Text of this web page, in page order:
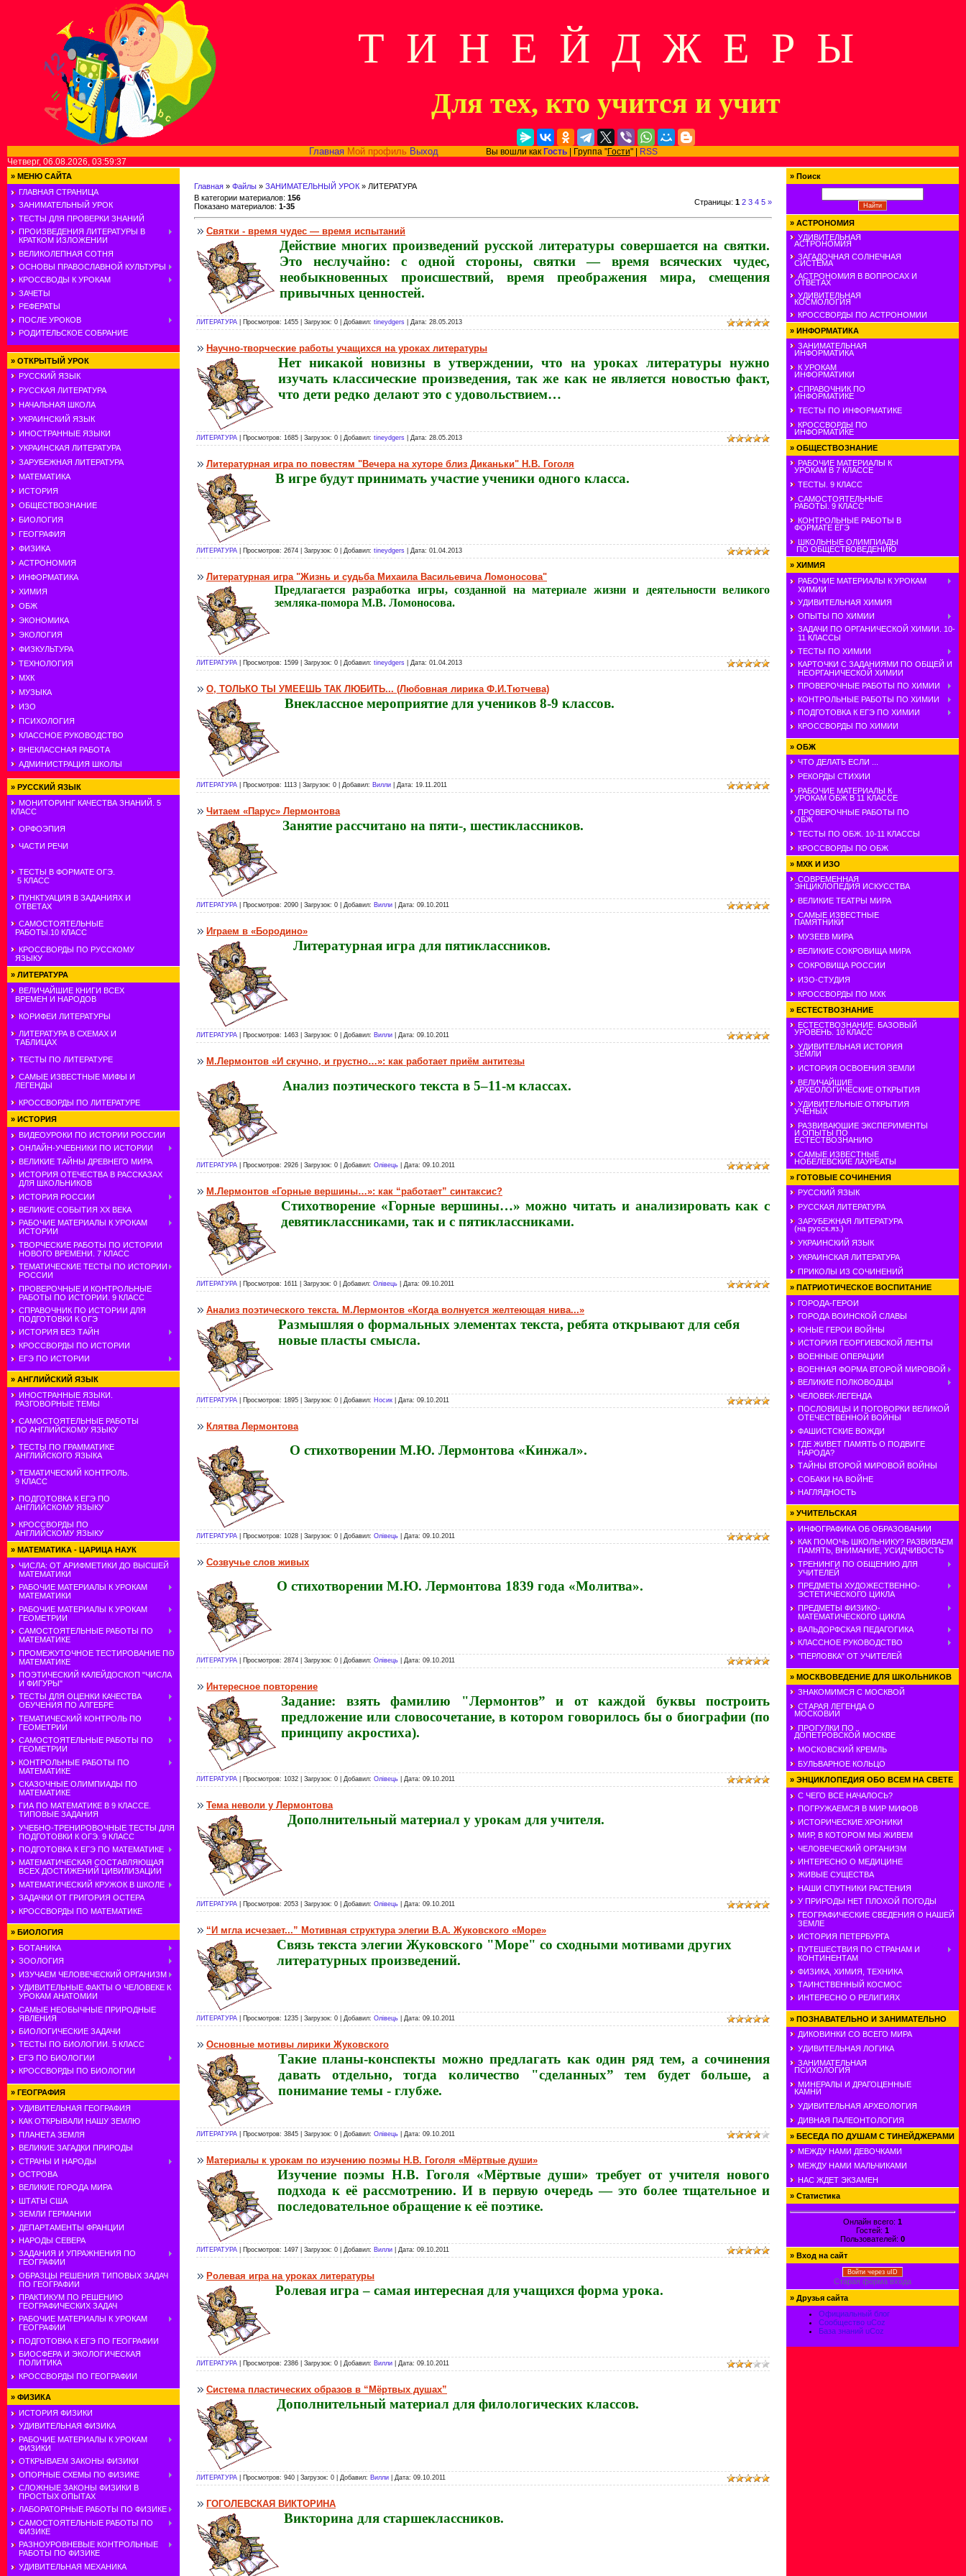
Т И Н Е Й Д Ж Е Р Ы
Для тех, кто учится и учит
Главная Мой профиль ВыходВы вошли как Гость| Группа "Гости" |
RSS
Четверг, 06.08.2026, 03:59:37
» МЕНЮ САЙТА
ГЛАВНАЯ СТРАНИЦА
ЗАНИМАТЕЛЬНЫЙ УРОК
ТЕСТЫ ДЛЯ ПРОВЕРКИ ЗНАНИЙ
ПРОИЗВЕДЕНИЯ ЛИТЕРАТУРЫ В
КРАТКОМ ИЗЛОЖЕНИИ
ВЕЛИКОЛЕПНАЯ СОТНЯ
ОСНОВЫ ПРАВОСЛАВНОЙ КУЛЬТУРЫ
КРОССВОДЫ К УРОКАМ
ЗАЧЕТЫ
РЕФЕРАТЫ
ПОСЛЕ УРОКОВ
РОДИТЕЛЬСКОЕ СОБРАНИЕ
» ОТКРЫТЫЙ УРОК
РУССКИЙ ЯЗЫК
РУССКАЯ ЛИТЕРАТУРА
НАЧАЛЬНАЯ ШКОЛА
УКРАИНСКИЙ ЯЗЫК
ИНОСТРАННЫЕ ЯЗЫКИ
УКРАИНСКАЯ ЛИТЕРАТУРА
ЗАРУБЕЖНАЯ ЛИТЕРАТУРА
МАТЕМАТИКА
ИСТОРИЯ
ОБЩЕСТВОЗНАНИЕ
БИОЛОГИЯ
ГЕОГРАФИЯ
ФИЗИКА
АСТРОНОМИЯ
ИНФОРМАТИКА
ХИМИЯ
ОБЖ
ЭКОНОМИКА
ЭКОЛОГИЯ
ФИЗКУЛЬТУРА
ТЕХНОЛОГИЯ
МХК
МУЗЫКА
ИЗО
ПСИХОЛОГИЯ
КЛАССНОЕ РУКОВОДСТВО
ВНЕКЛАССНАЯ РАБОТА
АДМИНИСТРАЦИЯ ШКОЛЫ
» РУССКИЙ ЯЗЫК
МОНИТОРИНГ КАЧЕСТВА ЗНАНИЙ. 5
КЛАСС
ОРФОЭПИЯ
ЧАСТИ РЕЧИ
ТЕСТЫ В ФОРМАТЕ ОГЭ.
5 КЛАСС
ПУНКТУАЦИЯ В ЗАДАНИЯХ И
ОТВЕТАХ
САМОСТОЯТЕЛЬНЫЕ
РАБОТЫ.10 КЛАСС
КРОССВОРДЫ ПО РУССКОМУ
ЯЗЫКУ
» ЛИТЕРАТУРА
ВЕЛИЧАЙШИЕ КНИГИ ВСЕХ
ВРЕМЕН И НАРОДОВ
КОРИФЕИ ЛИТЕРАТУРЫ
ЛИТЕРАТУРА В СХЕМАХ И
ТАБЛИЦАХ
ТЕСТЫ ПО ЛИТЕРАТУРЕ
САМЫЕ ИЗВЕСТНЫЕ МИФЫ И
ЛЕГЕНДЫ
КРОССВОРДЫ ПО ЛИТЕРАТУРЕ
» ИСТОРИЯ
ВИДЕОУРОКИ ПО ИСТОРИИ РОССИИ
ОНЛАЙН-УЧЕБНИКИ ПО ИСТОРИИ
ВЕЛИКИЕ ТАЙНЫ ДРЕВНЕГО МИРА
ИСТОРИЯ ОТЕЧЕСТВА В РАССКАЗАХ
ДЛЯ ШКОЛЬНИКОВ
ИСТОРИЯ РОССИИ
ВЕЛИКИЕ СОБЫТИЯ ХХ ВЕКА
РАБОЧИЕ МАТЕРИАЛЫ К УРОКАМ
ИСТОРИИ
ТВОРЧЕСКИЕ РАБОТЫ ПО ИСТОРИИ
НОВОГО ВРЕМЕНИ. 7 КЛАСС
ТЕМАТИЧЕСКИЕ ТЕСТЫ ПО ИСТОРИИ
РОССИИ
ПРОВЕРОЧНЫЕ И КОНТРОЛЬНЫЕ
РАБОТЫ ПО ИСТОРИИ. 9 КЛАСС
СПРАВОЧНИК ПО ИСТОРИИ ДЛЯ
ПОДГОТОВКИ К ОГЭ
ИСТОРИЯ БЕЗ ТАЙН
КРОССВОРДЫ ПО ИСТОРИИ
ЕГЭ ПО ИСТОРИИ
» АНГЛИЙСКИЙ ЯЗЫК
ИНОСТРАННЫЕ ЯЗЫКИ.
РАЗГОВОРНЫЕ ТЕМЫ
САМОСТОЯТЕЛЬНЫЕ РАБОТЫ
ПО АНГЛИЙСКОМУ ЯЗЫКУ
ТЕСТЫ ПО ГРАММАТИКЕ
АНГЛИЙСКОГО ЯЗЫКА
ТЕМАТИЧЕСКИЙ КОНТРОЛЬ.
9 КЛАСС
ПОДГОТОВКА К ЕГЭ ПО
АНГЛИЙСКОМУ ЯЗЫКУ
КРОССВОРДЫ ПО
АНГЛИЙСКОМУ ЯЗЫКУ
» МАТЕМАТИКА - ЦАРИЦА НАУК
ЧИСЛА: ОТ АРИФМЕТИКИ ДО ВЫСШЕЙ
МАТЕМАТИКИ
РАБОЧИЕ МАТЕРИАЛЫ К УРОКАМ
МАТЕМАТИКИ
РАБОЧИЕ МАТЕРИАЛЫ К УРОКАМ
ГЕОМЕТРИИ
САМОСТОЯТЕЛЬНЫЕ РАБОТЫ ПО
МАТЕМАТИКЕ
ПРОМЕЖУТОЧНОЕ ТЕСТИРОВАНИЕ ПО
МАТЕМАТИКЕ
ПОЭТИЧЕСКИЙ КАЛЕЙДОСКОП "ЧИСЛА
И ФИГУРЫ"
ТЕСТЫ ДЛЯ ОЦЕНКИ КАЧЕСТВА
ОБУЧЕНИЯ ПО АЛГЕБРЕ
ТЕМАТИЧЕСКИЙ КОНТРОЛЬ ПО
ГЕОМЕТРИИ
САМОСТОЯТЕЛЬНЫЕ РАБОТЫ ПО
ГЕОМЕТРИИ
КОНТРОЛЬНЫЕ РАБОТЫ ПО
МАТЕМАТИКЕ
СКАЗОЧНЫЕ ОЛИМПИАДЫ ПО
МАТЕМАТИКЕ
ГИА ПО МАТЕМАТИКЕ В 9 КЛАССЕ.
ТИПОВЫЕ ЗАДАНИЯ
УЧЕБНО-ТРЕНИРОВОЧНЫЕ ТЕСТЫ ДЛЯ
ПОДГОТОВКИ К ОГЭ. 9 КЛАСС
ПОДГОТОВКА К ЕГЭ ПО МАТЕМАТИКЕ
МАТЕМАТИЧЕСКАЯ СОСТАВЛЯЮЩАЯ
ВСЕХ ДОСТИЖЕНИЙ ЦИВИЛИЗАЦИИ
МАТЕМАТИЧЕСКИЙ КРУЖОК В ШКОЛЕ
ЗАДАЧКИ ОТ ГРИГОРИЯ ОСТЕРА
КРОССВОРДЫ ПО МАТЕМАТИКЕ
» БИОЛОГИЯ
БОТАНИКА
ЗООЛОГИЯ
ИЗУЧАЕМ ЧЕЛОВЕЧЕСКИЙ ОРГАНИЗМ
УДИВИТЕЛЬНЫЕ ФАКТЫ О ЧЕЛОВЕКЕ К
УРОКАМ АНАТОМИИ
САМЫЕ НЕОБЫЧНЫЕ ПРИРОДНЫЕ
ЯВЛЕНИЯ
БИОЛОГИЧЕСКИЕ ЗАДАЧИ
ТЕСТЫ ПО БИОЛОГИИ. 5 КЛАСС
ЕГЭ ПО БИОЛОГИИ
КРОССВОРДЫ ПО БИОЛОГИИ
» ГЕОГРАФИЯ
УДИВИТЕЛЬНАЯ ГЕОГРАФИЯ
КАК ОТКРЫВАЛИ НАШУ ЗЕМЛЮ
ПЛАНЕТА ЗЕМЛЯ
ВЕЛИКИЕ ЗАГАДКИ ПРИРОДЫ
СТРАНЫ И НАРОДЫ
ОСТРОВА
ВЕЛИКИЕ ГОРОДА МИРА
ШТАТЫ США
ЗЕМЛИ ГЕРМАНИИ
ДЕПАРТАМЕНТЫ ФРАНЦИИ
НАРОДЫ СЕВЕРА
ЗАДАНИЯ И УПРАЖНЕНИЯ ПО
ГЕОГРАФИИ
ОБРАЗЦЫ РЕШЕНИЯ ТИПОВЫХ ЗАДАЧ
ПО ГЕОГРАФИИ
ПРАКТИКУМ ПО РЕШЕНИЮ
ГЕОГРАФИЧЕСКИХ ЗАДАЧ
РАБОЧИЕ МАТЕРИАЛЫ К УРОКАМ
ГЕОГРАФИИ
ПОДГОТОВКА К ЕГЭ ПО ГЕОГРАФИИ
БИОСФЕРА И ЭКОЛОГИЧЕСКАЯ
ПОЛИТИКА
КРОССВОРДЫ ПО ГЕОГРАФИИ
» ФИЗИКА
ИСТОРИЯ ФИЗИКИ
УДИВИТЕЛЬНАЯ ФИЗИКА
РАБОЧИЕ МАТЕРИАЛЫ К УРОКАМ
ФИЗИКИ
ОТКРЫВАЕМ ЗАКОНЫ ФИЗИКИ
ОПОРНЫЕ СХЕМЫ ПО ФИЗИКЕ
СЛОЖНЫЕ ЗАКОНЫ ФИЗИКИ В
ПРОСТЫХ ОПЫТАХ
ЛАБОРАТОРНЫЕ РАБОТЫ ПО ФИЗИКЕ
САМОСТОЯТЕЛЬНЫЕ РАБОТЫ ПО
ФИЗИКЕ
РАЗНОУРОВНЕВЫЕ КОНТРОЛЬНЫЕ
РАБОТЫ ПО ФИЗИКЕ
УДИВИТЕЛЬНАЯ МЕХАНИКА
Главная » Файлы » ЗАНИМАТЕЛЬНЫЙ УРОК » ЛИТЕРАТУРА
В категории материалов: 156
Показано материалов: 1-35 Страницы: 1 2 3 4 5 »
Святки - время чудес — время испытаний
Действие многих произведений русской литературы совершается на святки.
Это неслучайно: с одной стороны, святки — время всяческих чудес,
необыкновенных происшествий, время преображения мира, смещения
привычных ценностей.
ЛИТЕРАТУРА | Просмотров: 1455 | Загрузок: 0 | Добавил: tineydgers | Дата: 28.05.2013
Научно-творческие работы учащихся на уроках литературы
Нет никакой новизны в утверждении, что на уроках литературы нужно
изучать классические произведения, так же как не является новостью факт,
что дети редко делают это с удовольствием…
ЛИТЕРАТУРА | Просмотров: 1685 | Загрузок: 0 | Добавил: tineydgers | Дата: 28.05.2013
Литературная игра по повестям "Вечера на хуторе близ Диканьки" Н.В. Гоголя
В игре будут принимать участие ученики одного класса.
ЛИТЕРАТУРА | Просмотров: 2674 | Загрузок: 0 | Добавил: tineydgers | Дата: 01.04.2013
Литературная игра "Жизнь и судьба Михаила Васильевича Ломоносова"
Предлагается разработка игры, созданной на материале жизни и деятельности великого
земляка-помора М.В. Ломоносова.
ЛИТЕРАТУРА | Просмотров: 1599 | Загрузок: 0 | Добавил: tineydgers | Дата: 01.04.2013
О, ТОЛЬКО ТЫ УМЕЕШЬ ТАК ЛЮБИТЬ... (Любовная лирика Ф.И.Тютчева)
Внеклассное мероприятие для учеников 8-9 классов.
ЛИТЕРАТУРА | Просмотров: 1113 | Загрузок: 0 | Добавил: Вилли | Дата: 19.11.2011
Читаем «Парус» Лермонтова
Занятие рассчитано на пяти-, шестиклассников.
ЛИТЕРАТУРА | Просмотров: 2090 | Загрузок: 0 | Добавил: Вилли | Дата: 09.10.2011
Играем в «Бородино»
Литературная игра для пятиклассников.
ЛИТЕРАТУРА | Просмотров: 1463 | Загрузок: 0 | Добавил: Вилли | Дата: 09.10.2011
М.Лермонтов «И скучно, и грустно…»: как работает приём антитезы
Анализ поэтического текста в 5–11-м классах.
ЛИТЕРАТУРА | Просмотров: 2926 | Загрузок: 0 | Добавил: Олівець | Дата: 09.10.2011
М.Лермонтов «Горные вершины…»: как “работает” синтаксис?
Стихотворение «Горные вершины…» можно читать и анализировать как с
девятиклассниками, так и с пятиклассниками.
ЛИТЕРАТУРА | Просмотров: 1611 | Загрузок: 0 | Добавил: Олівець | Дата: 09.10.2011
Анализ поэтического текста. М.Лермонтов «Когда волнуется желтеющая нива...»
Размышляя о формальных элементах текста, ребята открывают для себя
новые пласты смысла.
ЛИТЕРАТУРА | Просмотров: 1895 | Загрузок: 0 | Добавил: Носик | Дата: 09.10.2011
Клятва Лермонтова
О стихотворении М.Ю. Лермонтова «Кинжал».
ЛИТЕРАТУРА | Просмотров: 1028 | Загрузок: 0 | Добавил: Олівець | Дата: 09.10.2011
Созвучье слов живых
О стихотворении М.Ю. Лермонтова 1839 года «Молитва».
ЛИТЕРАТУРА | Просмотров: 2874 | Загрузок: 0 | Добавил: Олівець | Дата: 09.10.2011
Интересное повторение
Задание: взять фамилию "Лермонтов” и от каждой буквы построить
предложение или словосочетание, в котором говорилось бы о биографии (по
принципу акростиха).
ЛИТЕРАТУРА | Просмотров: 1032 | Загрузок: 0 | Добавил: Олівець | Дата: 09.10.2011
Тема неволи у Лермонтова
Дополнительный материал у урокам для учителя.
ЛИТЕРАТУРА | Просмотров: 2053 | Загрузок: 0 | Добавил: Олівець | Дата: 09.10.2011
“И мгла исчезает...” Мотивная структура элегии В.А. Жуковского «Море»
Связь текста элегии Жуковского "Море" со сходными мотивами других
литературных произведений.
ЛИТЕРАТУРА | Просмотров: 1235 | Загрузок: 0 | Добавил: Олівець | Дата: 09.10.2011
Основные мотивы лирики Жуковского
Такие планы-конспекты можно предлагать как один ряд тем, а сочинения
давать отдельно, тогда количество "сделанных” тем будет больше, а
понимание темы - глубже.
ЛИТЕРАТУРА | Просмотров: 3845 | Загрузок: 0 | Добавил: Олівець | Дата: 09.10.2011
Материалы к урокам по изучению поэмы Н.В. Гоголя «Мёртвые души»
Изучение поэмы Н.В. Гоголя «Мёртвые души» требует от учителя нового
подхода к её рассмотрению. И в первую очередь — это более тщательное и
последовательное обращение к её поэтике.
ЛИТЕРАТУРА | Просмотров: 1497 | Загрузок: 0 | Добавил: Вилли | Дата: 09.10.2011
Ролевая игра на уроках литературы
Ролевая игра – самая интересная для учащихся форма урока.
ЛИТЕРАТУРА | Просмотров: 2386 | Загрузок: 0 | Добавил: Вилли | Дата: 09.10.2011
Система пластических образов в “Мёртвых душах”
Дополнительный материал для филологических классов.
ЛИТЕРАТУРА | Просмотров: 940 | Загрузок: 0 | Добавил: Вилли | Дата: 09.10.2011
ГОГОЛЕВСКАЯ ВИКТОРИНА
Викторина для старшеклассников.
» Поиск
» АСТРОНОМИЯ
УДИВИТЕЛЬНАЯ
АСТРОНОМИЯ
ЗАГАДОЧНАЯ СОЛНЕЧНАЯ
СИСТЕМА
АСТРОНОМИЯ В ВОПРОСАХ И
ОТВЕТАХ
УДИВИТЕЛЬНАЯ
КОСМОЛОГИЯ
КРОССВОРДЫ ПО АСТРОНОМИИ
» ИНФОРМАТИКА
ЗАНИМАТЕЛЬНАЯ
ИНФОРМАТИКА
К УРОКАМ
ИНФОРМАТИКИ
СПРАВОЧНИК ПО
ИНФОРМАТИКЕ
ТЕСТЫ ПО ИНФОРМАТИКЕ
КРОССВОРДЫ ПО
ИНФОРМАТИКЕ
» ОБЩЕСТВОЗНАНИЕ
РАБОЧИЕ МАТЕРИАЛЫ К
УРОКАМ В 7 КЛАССЕ
ТЕСТЫ. 9 КЛАСС
САМОСТОЯТЕЛЬНЫЕ
РАБОТЫ. 9 КЛАСС
КОНТРОЛЬНЫЕ РАБОТЫ В
ФОРМАТЕ ЕГЭ
ШКОЛЬНЫЕ ОЛИМПИАДЫ
ПО ОБЩЕСТВОВЕДЕНИЮ
» ХИМИЯ
РАБОЧИЕ МАТЕРИАЛЫ К УРОКАМ
ХИМИИ
УДИВИТЕЛЬНАЯ ХИМИЯ
ОПЫТЫ ПО ХИМИИ
ЗАДАЧИ ПО ОРГАНИЧЕСКОЙ ХИМИИ. 10-
11 КЛАССЫ
ТЕСТЫ ПО ХИМИИ
КАРТОЧКИ С ЗАДАНИЯМИ ПО ОБЩЕЙ И
НЕОРГАНИЧЕСКОЙ ХИМИИ
ПРОВЕРОЧНЫЕ РАБОТЫ ПО ХИМИИ
КОНТРОЛЬНЫЕ РАБОТЫ ПО ХИМИИ
ПОДГОТОВКА К ЕГЭ ПО ХИМИИ
КРОССВОРДЫ ПО ХИМИИ
» ОБЖ
ЧТО ДЕЛАТЬ ЕСЛИ ...
РЕКОРДЫ СТИХИИ
РАБОЧИЕ МАТЕРИАЛЫ К
УРОКАМ ОБЖ В 11 КЛАССЕ
ПРОВЕРОЧНЫЕ РАБОТЫ ПО
ОБЖ
ТЕСТЫ ПО ОБЖ. 10-11 КЛАССЫ
КРОССВОРДЫ ПО ОБЖ
» МХК И ИЗО
СОВРЕМЕННАЯ
ЭНЦИКЛОПЕДИЯ ИСКУССТВА
ВЕЛИКИЕ ТЕАТРЫ МИРА
САМЫЕ ИЗВЕСТНЫЕ
ПАМЯТНИКИ
МУЗЕЕВ МИРА
ВЕЛИКИЕ СОКРОВИЩА МИРА
СОКРОВИЩА РОССИИ
ИЗО-СТУДИЯ
КРОССВОРДЫ ПО МХК
» ЕСТЕСТВОЗНАНИЕ
ЕСТЕСТВОЗНАНИЕ. БАЗОВЫЙ
УРОВЕНЬ. 10 КЛАСС
УДИВИТЕЛЬНАЯ ИСТОРИЯ
ЗЕМЛИ
ИСТОРИЯ ОСВОЕНИЯ ЗЕМЛИ
ВЕЛИЧАЙШИЕ
АРХЕОЛОГИЧЕСКИЕ ОТКРЫТИЯ
УДИВИТЕЛЬНЫЕ ОТКРЫТИЯ
УЧЕНЫХ
РАЗВИВАЮШИЕ ЭКСПЕРИМЕНТЫ
И ОПЫТЫ ПО
ЕСТЕСТВОЗНАНИЮ
САМЫЕ ИЗВЕСТНЫЕ
НОБЕЛЕВСКИЕ ЛАУРЕАТЫ
» ГОТОВЫЕ СОЧИНЕНИЯ
РУССКИЙ ЯЗЫК
РУССКАЯ ЛИТЕРАТУРА
ЗАРУБЕЖНАЯ ЛИТЕРАТУРА
(на русск.яз.)
УКРАИНСКИЙ ЯЗЫК
УКРАИНСКАЯ ЛИТЕРАТУРА
ПРИКОЛЫ ИЗ СОЧИНЕНИЙ
» ПАТРИОТИЧЕСКОЕ ВОСПИТАНИЕ
ГОРОДА-ГЕРОИ
ГОРОДА ВОИНСКОЙ СЛАВЫ
ЮНЫЕ ГЕРОИ ВОЙНЫ
ИСТОРИЯ ГЕОРГИЕВСКОЙ ЛЕНТЫ
ВОЕННЫЕ ОПЕРАЦИИ
ВОЕННАЯ ФОРМА ВТОРОЙ МИРОВОЙ
ВЕЛИКИЕ ПОЛКОВОДЦЫ
ЧЕЛОВЕК-ЛЕГЕНДА
ПОСЛОВИЦЫ И ПОГОВОРКИ ВЕЛИКОЙ
ОТЕЧЕСТВЕННОЙ ВОЙНЫ
ФАШИСТСКИЕ ВОЖДИ
ГДЕ ЖИВЕТ ПАМЯТЬ О ПОДВИГЕ
НАРОДА?
ТАЙНЫ ВТОРОЙ МИРОВОЙ ВОЙНЫ
СОБАКИ НА ВОЙНЕ
НАГЛЯДНОСТЬ
» УЧИТЕЛЬСКАЯ
ИНФОГРАФИКА ОБ ОБРАЗОВАНИИ
КАК ПОМОЧЬ ШКОЛЬНИКУ? РАЗВИВАЕМ
ПАМЯТЬ, ВНИМАНИЕ, УСИДЧИВОСТЬ
ТРЕНИНГИ ПО ОБЩЕНИЮ ДЛЯ
УЧИТЕЛЕЙ
ПРЕДМЕТЫ ХУДОЖЕСТВЕННО-
ЭСТЕТИЧЕСКОГО ЦИКЛА
ПРЕДМЕТЫ ФИЗИКО-
МАТЕМАТИЧЕСКОГО ЦИКЛА
ВАЛЬДОРФСКАЯ ПЕДАГОГИКА
КЛАССНОЕ РУКОВОДСТВО
"ПЕРЛОВКА" ОТ УЧИТЕЛЕЙ
» МОСКВОВЕДЕНИЕ ДЛЯ ШКОЛЬНИКОВ
ЗНАКОМИМСЯ С МОСКВОЙ
СТАРАЯ ЛЕГЕНДА О
МОСКОВИИ
ПРОГУЛКИ ПО
ДОПЕТРОВСКОЙ МОСКВЕ
МОСКОВСКИЙ КРЕМЛЬ
БУЛЬВАРНОЕ КОЛЬЦО
» ЭНЦИКЛОПЕДИЯ ОБО ВСЕМ НА СВЕТЕ
С ЧЕГО ВСЕ НАЧАЛОСЬ?
ПОГРУЖАЕМСЯ В МИР МИФОВ
ИСТОРИЧЕСКИЕ ХРОНИКИ
МИР, В КОТОРОМ МЫ ЖИВЕМ
ЧЕЛОВЕЧЕСКИЙ ОРГАНИЗМ
ИНТЕРЕСНО О МЕДИЦИНЕ
ЖИВЫЕ СУЩЕСТВА
НАШИ СПУТНИКИ РАСТЕНИЯ
У ПРИРОДЫ НЕТ ПЛОХОЙ ПОГОДЫ
ГЕОГРАФИЧЕСКИЕ СВЕДЕНИЯ О НАШЕЙ
ЗЕМЛЕ
ИСТОРИЯ ПЕТЕРБУРГА
ПУТЕШЕСТВИЯ ПО СТРАНАМ И
КОНТИНЕНТАМ
ФИЗИКА, ХИМИЯ, ТЕХНИКА
ТАИНСТВЕННЫЙ КОСМОС
ИНТЕРЕСНО О РЕЛИГИЯХ
» ПОЗНАВАТЕЛЬНО И ЗАНИМАТЕЛЬНО
ДИКОВИНКИ СО ВСЕГО МИРА
УДИВИТЕЛЬНАЯ ЛОГИКА
ЗАНИМАТЕЛЬНАЯ
ПСИХОЛОГИЯ
МИНЕРАЛЫ И ДРАГОЦЕННЫЕ
КАМНИ
УДИВИТЕЛЬНАЯ АРХЕОЛОГИЯ
ДИВНАЯ ПАЛЕОНТОЛОГИЯ
» БЕСЕДА ПО ДУШАМ С ТИНЕЙДЖЕРАМИ
МЕЖДУ НАМИ ДЕВОЧКАМИ
МЕЖДУ НАМИ МАЛЬЧИКАМИ
НАС ЖДЕТ ЭКЗАМЕН
» Статистика
Онлайн всего: 1
Гостей: 1
Пользователей: 0
» Вход на сайт
Войти через uID
Старая форма входа
» Друзья сайта
Официальный блог
Сообщество uCoz
База знаний uCoz